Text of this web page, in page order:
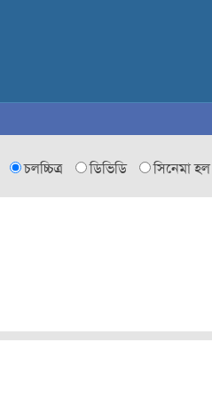
চলচ্চিত্র ডিভিডি সিনেমা হল